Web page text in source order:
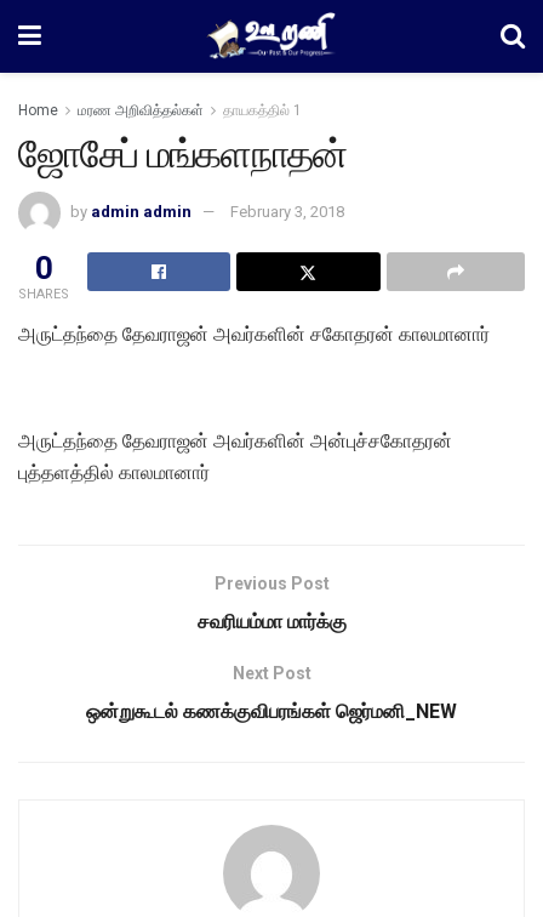
Home மரண அறிவித்தல்கள் தாயகத்தில் 1
ஜோசேப் மங்களநாதன்
by admin admin February 3, 2018
0
SHARES
அருட்தந்தை தேவராஜன் அவர்களின் சகோதரன் காலமானார்
அருட்தந்தை தேவராஜன் அவர்களின் அன்புச்சகோதரன்
புத்தளத்தில் காலமானார்
Previous Post
சவரியம்மா மார்க்கு
Next Post
ஒன்றுகூடல் கணக்குவிபரங்கள் ஜெர்மனி_NEW